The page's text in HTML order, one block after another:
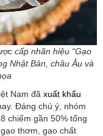
cấp nhãn hiệu “Gạo
Nhật Bản, châu Âu và
Nam đã xuất khẩu
Đáng chú ý, nhóm
chiếm gần 50% tổng
thơm, gạo chất